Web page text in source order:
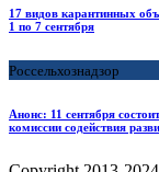
17 видов карантинных
1 по 7 сентября
Россельхознадзор
Анонс: 11 сентября
комиссии содействия